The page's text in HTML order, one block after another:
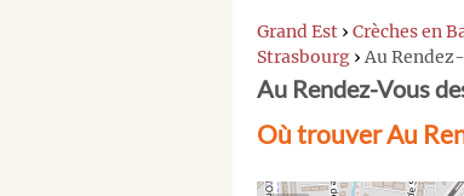
Grand Est › Crèches en
Strasbourg › Au
Au Rendez-Vous
Où trouver Au